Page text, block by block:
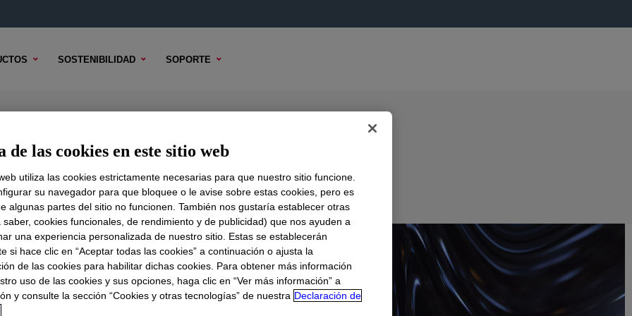
SOSTENIBILIDAD SOPORTE
TÉCNICO OPCIONES DE MUESTRA OPCIONES DE COMPRA
de las cookies en este sitio web
utiliza las cookies estrictamente necesarias para que nuestro sitio funcione.
su navegador para que bloquee o le avise sobre estas cookies, pero es
algunas partes del sitio no funcionen. También nos gustaría establecer otras
saber, cookies funcionales, de rendimiento y de publicidad) que nos ayuden a
una experiencia personalizada de nuestro sitio. Estas se establecerán
si hace clic en “Aceptar todas las cookies” a continuación o ajusta la
de las cookies para habilitar dichas cookies. Para obtener más información
uso de las cookies y sus opciones, haga clic en “Ver más información” a
y consulte la sección “Cookies y otras tecnologías” de nuestra Declaración de